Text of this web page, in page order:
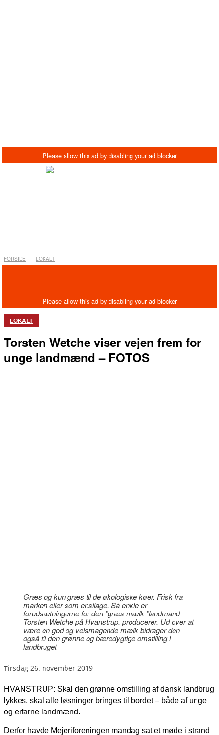
FORSIDE LOKALT
LOKALT
Torsten Wetche viser vejen frem for
unge landmænd – FOTOS
Græs og kun græs til de økologiske køer. Frisk fra
marken eller som ensilage. Så enkle er
forudsætningerne for den ”græs mælk ”landmand
Torsten Wetche på Hvanstrup. producerer. Ud over at
være en god og velsmagende mælk bidrager den
også til den grønne og bæredygtige omstilling i
landbruget
tirsdag 26. november 2019
HVANSTRUP: Skal den grønne omstilling af dansk landbrug
lykkes, skal alle løsninger bringes til bordet – både af unge
og erfarne landmænd.
Derfor havde Mejeriforeningen mandag sat et møde i strand